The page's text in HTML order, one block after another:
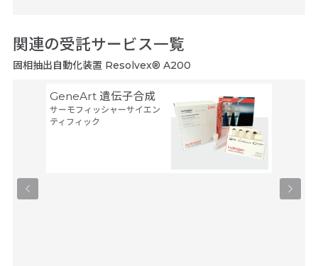
関連の受託サービス一覧
固相抽出自動化装置 Resolvex® A200
GeneArt 遺伝子合成
サーモフィッシャーサイエン
ティフィック